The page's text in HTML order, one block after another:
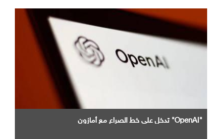
"OpenAI" تدخل علي خط الصراع مع أمازون